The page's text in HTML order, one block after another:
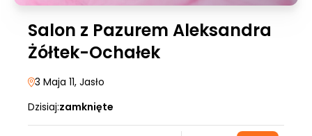
Salon z Pazurem Aleksandra
Żółtek-Ochałek
3 Maja 11, Jasło
Dzisiaj:zamknięte